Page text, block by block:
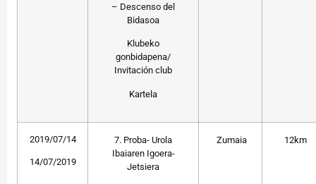
– Descenso del
Bidasoa
Klubeko
gonbidapena/
Invitación club
Kartela
2019/07/14
14/07/2019
7. Proba- Urola
Ibaiaren Igoera-
Jetsiera
Zumaia 12km